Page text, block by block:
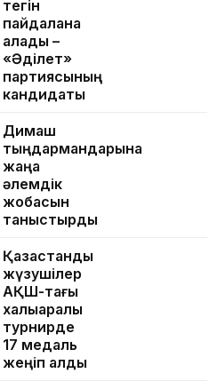
тегін
пайдалана
алады –
«Әділет»
партиясының
кандидаты
Димаш
тыңдармандарына
жаңа
әлемдік
жобасын
таныстырды
Қазақстандық
жүзушілер
АҚШ-тағы
халықаралық
турнирде
17 медаль
жеңіп алды